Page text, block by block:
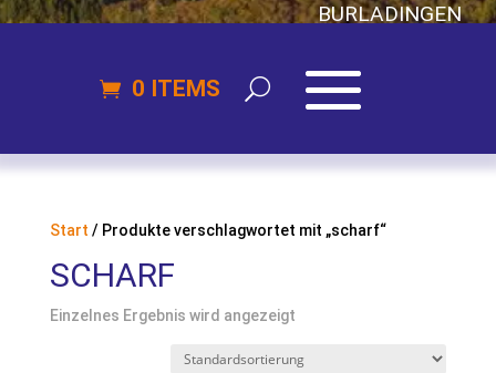
BURLADINGEN
0 ITEMS
Start / Produkte verschlagwortet mit „scharf“
SCHARF
Einzelnes Ergebnis wird angezeigt